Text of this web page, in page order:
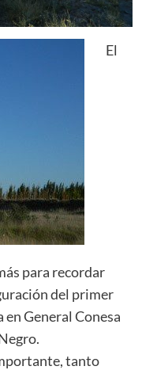
El
para recordar
del primer
General Conesa
tanto